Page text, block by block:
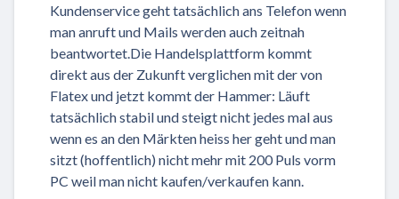
Kundenservice geht tatsächlich ans Telefon wenn
man anruft und Mails werden auch zeitnah
beantwortet.Die Handelsplattform kommt
direkt aus der Zukunft verglichen mit der von
Flatex und jetzt kommt der Hammer: Läuft
tatsächlich stabil und steigt nicht jedes mal aus
wenn es an den Märkten heiss her geht und man
sitzt (hoffentlich) nicht mehr mit 200 Puls vorm
PC weil man nicht kaufen/verkaufen kann.